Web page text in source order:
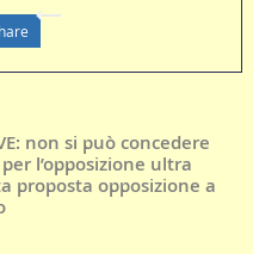
non si può concedere
l’opposizione ultra
proposta opposizione a